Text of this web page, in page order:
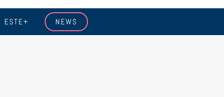
ESTE+ NEWS